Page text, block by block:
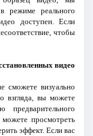
режиме реального
доступен. Если
чтобы
видео
сможете визуально
взгляда, вы можете
просмотреть
эффект. Если вас